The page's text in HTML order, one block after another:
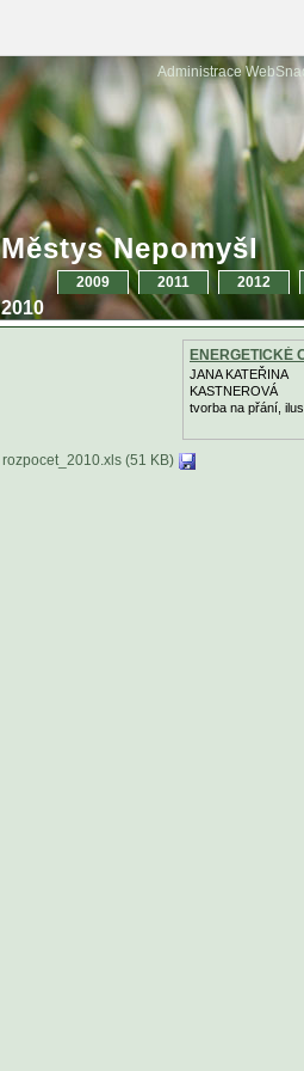
Administrace
Městys Nepomyšl
2010
2012
2011
2009
ENERGETICKÉ
JANA KATEŘINA
KASTNEROVÁ
tvorba na přání,
rozpocet_2010.xls (51 KB)